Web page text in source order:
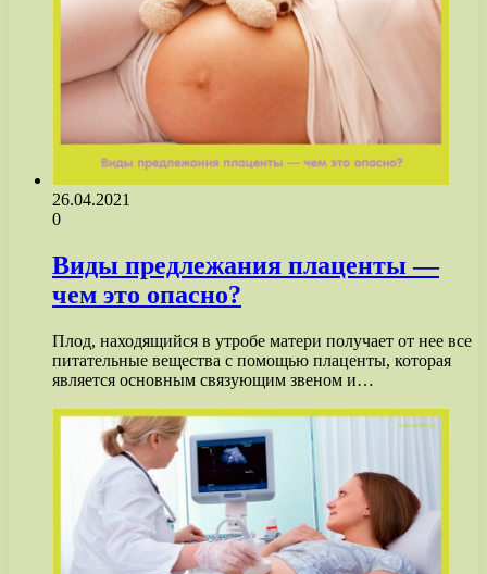
26.04.2021
0
Виды предлежания плаценты —
чем это опасно?
Плод, находящийся в утробе матери получает от нее все
питательные вещества с помощью плаценты, которая
является основным связующим звеном и…